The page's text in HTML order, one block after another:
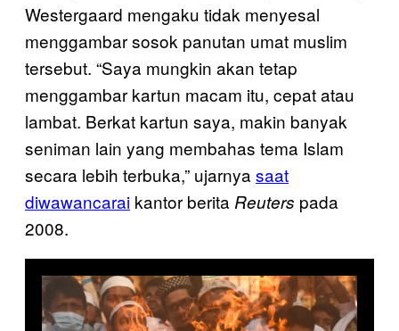
Westergaard mengaku tidak menyesal
menggambar sosok panutan umat muslim
tersebut. “Saya mungkin akan tetap
menggambar kartun macam itu, cepat atau
lambat. Berkat kartun saya, makin banyak
seniman lain yang membahas tema Islam
secara lebih terbuka,” ujarnya saat
diwawancarai kantor berita Reuters pada
2008.